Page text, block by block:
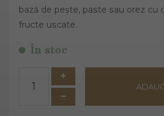
bază de pește, paste sau orez cu
fructe uscate.
În stoc